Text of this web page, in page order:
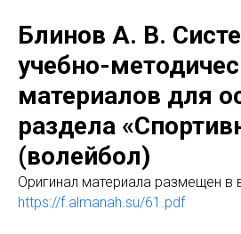
Блинов А. В.
учебно-
материалов для
раздела
(волейбол)
Оригинaл материала размещен
https://f.almanah.su/61.pdf